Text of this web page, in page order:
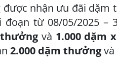
được nhận ưu đãi
từ 08/05/2025 –
và 1.000 dặm
2.000 dặm thưởngvà